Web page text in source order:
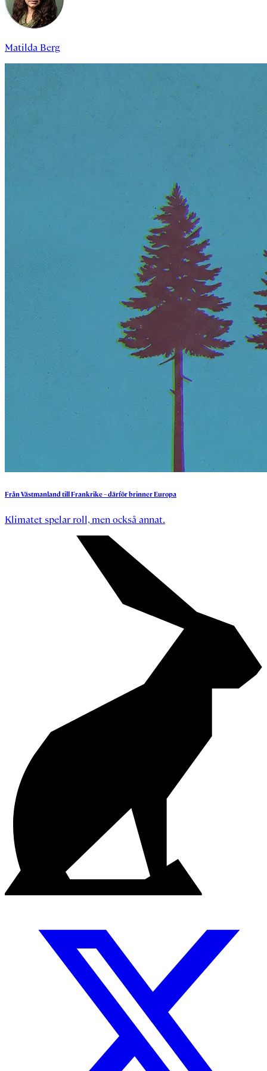
Matilda Berg
FrånVästmanlandtillFrankrike–därförbrinnerEuropa
Klimatet spelar roll, men också annat.